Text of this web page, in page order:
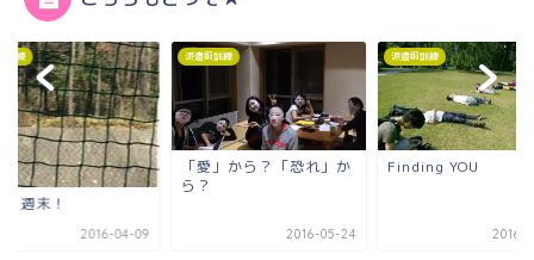
訓練
」から？「恐れ」か
2016-05-24
派遣前訓練
Finding YOU
2016-05-20
派遣前訓練
こんな先生はいかが
2016-